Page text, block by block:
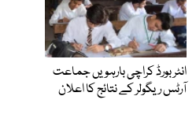
انٹر بورڈ کراچی بارہویں جماعت
آرٹس ریگولر کے نتائج کا اعلان